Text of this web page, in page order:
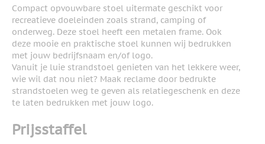
Compact opvouwbare stoel uitermate geschikt voor
recreatieve doeleinden zoals strand, camping of
onderweg. Deze stoel heeft een metalen frame. Ook
deze mooie en praktische stoel kunnen wij bedrukken
met jouw bedrijfsnaam en/of logo.
Vanuit je luie strandstoel genieten van het lekkere weer,
wie wil dat nou niet? Maak reclame door bedrukte
strandstoelen weg te geven als relatiegeschenk en deze
te laten bedrukken met jouw logo.
Prijsstaffel